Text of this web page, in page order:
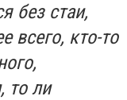
без стаи,
всего, кто-то
то ли